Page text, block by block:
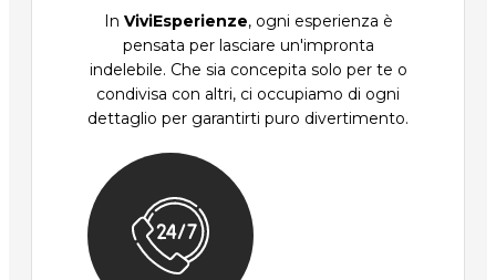
In ViviEsperienze, ogni esperienza è
pensata per lasciare un'impronta
indelebile. Che sia concepita solo per te o
condivisa con altri, ci occupiamo di ogni
dettaglio per garantirti puro divertimento.